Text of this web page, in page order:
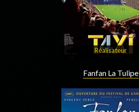
Réalisateur
Fanfan La Tulipe